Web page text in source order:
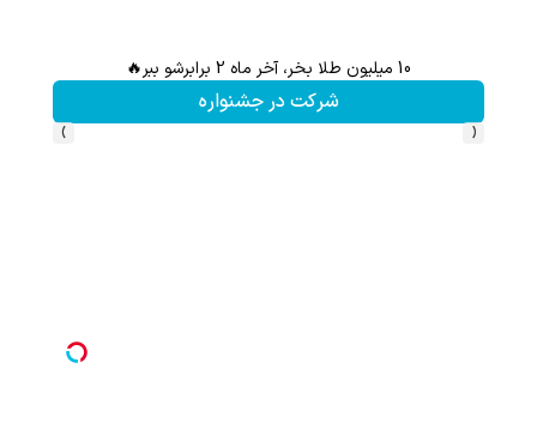
10 میلیون طلا بخر، آخر ماه 2 برابرشو ببر🔥
شرکت در جشنواره
‹
›